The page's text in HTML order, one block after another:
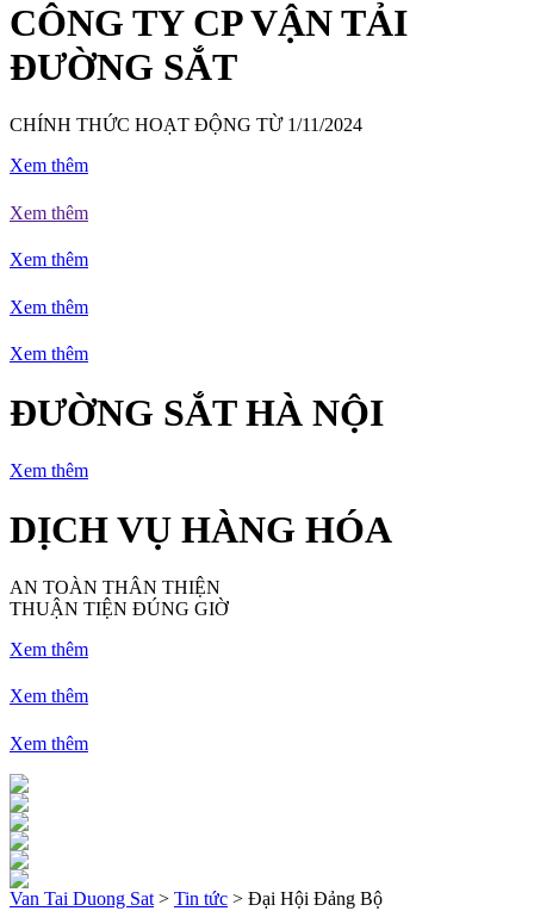
CÔNG TY CP VẬN TẢI
ĐƯỜNG SẮT
CHÍNH THỨC HOẠT ĐỘNG TỪ 1/11/2024
Xem thêm
Xem thêm
Xem thêm
Xem thêm
Xem thêm
ĐƯỜNG SẮT HÀ NỘI
Xem thêm
DỊCH VỤ HÀNG HÓA
AN TOÀN THÂN THIỆN
THUẬN TIỆN ĐÚNG GIỜ
Xem thêm
Xem thêm
Xem thêm
Van Tai Duong Sat > Tin tức > Đại Hội Đảng Bộ